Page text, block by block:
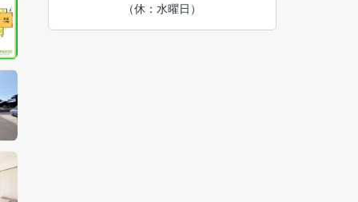
（休：水曜日）